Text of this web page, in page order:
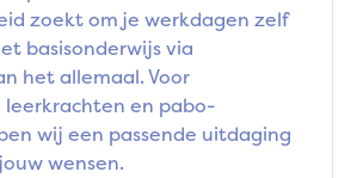
zoekt om je werkdagen zelf
basisonderwijs via
het allemaal. Voor
en pabo-
wij een passende uitdaging
wensen.